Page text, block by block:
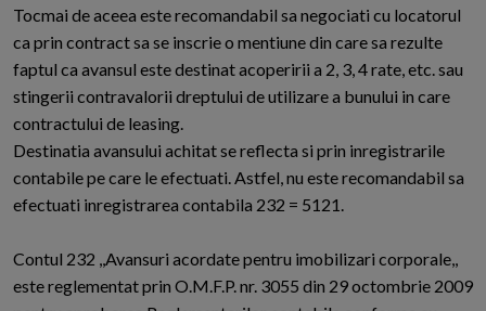
Tocmai de aceea este recomandabil sa negociati cu locatorul
ca prin contract sa se inscrie o mentiune din care sa rezulte
faptul ca avansul este destinat acoperirii a 2, 3, 4 rate, etc. sau
stingerii contravalorii dreptului de utilizare a bunului in care
contractului de leasing.
Destinatia avansului achitat se reflecta si prin inregistrarile
contabile pe care le efectuati. Astfel, nu este recomandabil sa
efectuati inregistrarea contabila 232 = 5121.
Contul 232 ,,Avansuri acordate pentru imobilizari corporale,,
este reglementat prin O.M.F.P. nr. 3055 din 29 octombrie 2009